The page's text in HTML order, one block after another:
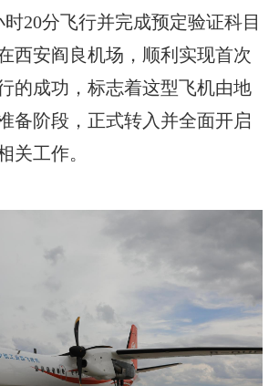
20分飞行并完成预定验证科目
西安阎良机场，顺利实现首次
的成功，标志着这型飞机由地
备阶段，正式转入并全面开启
关工作。